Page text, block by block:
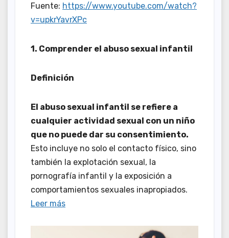
Fuente: https://www.youtube.com/watch?
v=upkrYavrXPc
1. Comprender el abuso sexual infantil
Definición
El abuso sexual infantil se refiere a
cualquier actividad sexual con un niño
que no puede dar su consentimiento.
Esto incluye no solo el contacto físico, sino
también la explotación sexual, la
pornografía infantil y la exposición a
comportamientos sexuales inapropiados.
Leer más